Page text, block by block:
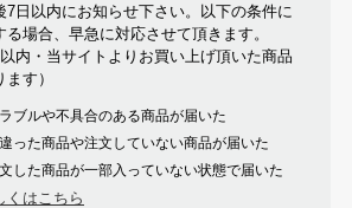
7日以内にお知らせ下さい。以下の条件に
る場合、早急に対応させて頂きます。
以内・当サイトよりお買い上げ頂いた商品
す）
ラブルや不具合のある商品が届いた
った商品や注文していない商品が届いた
した商品が一部入っていない状態で届いた
はこちら